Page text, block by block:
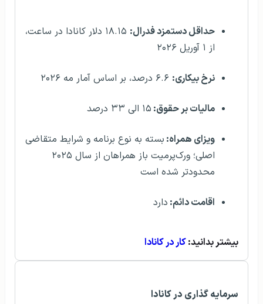
حداقل دستمزد فدرال:
۱۸.۱۵ دلار کانادا در ساعت،
از ۱ آوریل ۲۰۲۶
نرخ بیکاری:
مالیات بر حقوق: ۱۵ الی ۳۳ درصد
ویزای همراه: بسته به نوع برنامه و شرایط متقاضی
اصلی؛ ورک‌پرمیت باز همراهان از سال ۲۰۲۵
محدودتر شده است
اقامت دائم: دارد
بیشتر بدانید:کار در کانادا
سرمایه گذاری در کانادا